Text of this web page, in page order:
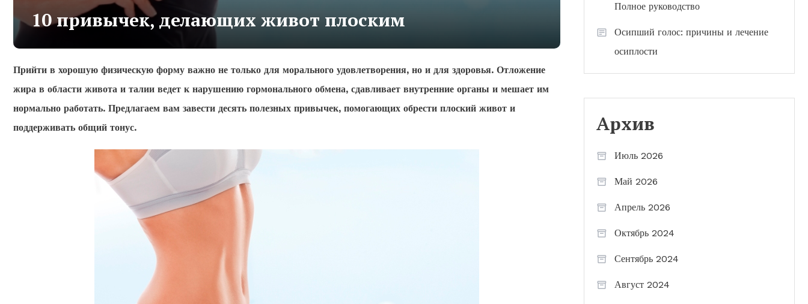
10 привычек, делающих живот плоским
Прийти в хорошую физическую форму важно не только для морального удовлетворения, но и для здоровья. Отложение
жира в области живота и талии ведет к нарушению гормонального обмена, сдавливает внутренние органы и мешает им
нормально работать. Предлагаем вам завести десять полезных привычек, помогающих обрести плоский живот и
поддерживать общий тонус.
Полное руководство
Осипший голос: причины и лечение
осиплости
Архив
Июль 2026
Май 2026
Апрель 2026
Октябрь 2024
Сентябрь 2024
Август 2024